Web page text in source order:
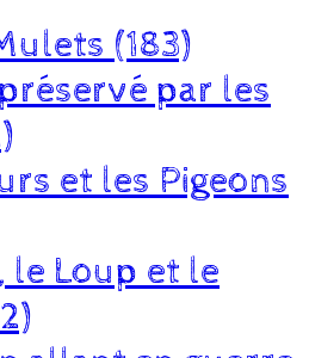
(183)
par les
et les Pigeons
le Loup et le